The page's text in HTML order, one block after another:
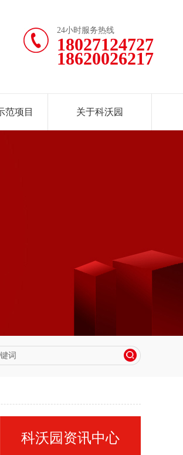
24小时服务热线
18027124727
18620026217
范项目 关于科沃园
科沃园资讯中心